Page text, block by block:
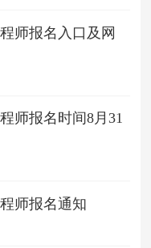
师报名入口及网
师报名时间8月31
师报名通知